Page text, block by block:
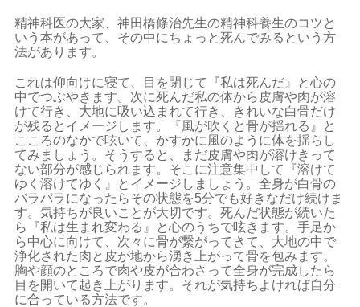
精神科医の大家、神田橋條治先生の精神科養生のコツと
いう本があって、その中にちょっと死んでみるという方
法があります。
これは仰向けに寝て、目を閉じて『私は死んだ』と心の
中でつぶやきます。次に死んだ私の体から皮膚や肉が溶
けて行き、大地に吸い込まれて行き、きれいな白骨だけ
が残るとイメージします。『風が吹くと骨が揺れる』と
こころのなかで呟いて、かすかに風のように体を揺らし
てみましょう。そうすると、まだ皮膚や肉が溶けきって
ない部分が感じられます。そこに注意集中して『溶けて
ゆく溶けてゆく』とイメージしましょう。全身が白骨の
バラバラになったらその状態を5分でも好きなだけ続けま
す。気持ちが良いことが大切です。死んだ状態が続いた
ら『私は生まれ変わる』と心のうちで呟きます。手足か
ら中心に向けて、次々に骨が繋がってきて、大地の中で
浄化された肉と皮が地から湧き上がって骨を包みます。
胸や顔のところで肉や皮が合わさって全身が完成したら
目を開いて起き上がります。それが気持ちよければ自分
に合っている方法です。